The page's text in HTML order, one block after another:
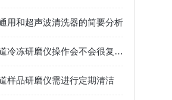
用和超声波清洗器的简要分析
多通道冷冻研磨仪操作会不会很复杂？
样品研磨仪需进行定期清洁